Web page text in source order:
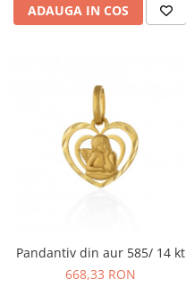
ADAUGA IN COS
Pandantiv din aur 585/ 14 kt
668,33 RON